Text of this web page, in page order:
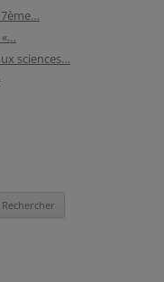
sciences…